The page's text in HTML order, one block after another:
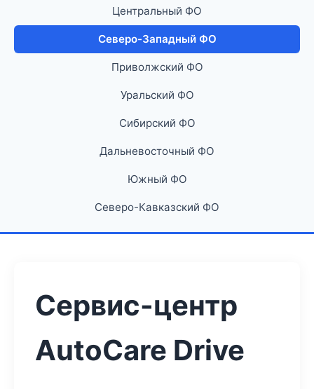
Центральный ФО
Северо-Западный ФО
Приволжский ФО
Уральский ФО
Сибирский ФО
Дальневосточный ФО
Южный ФО
Северо-Кавказский ФО
Сервис-центр
AutoCare Drive